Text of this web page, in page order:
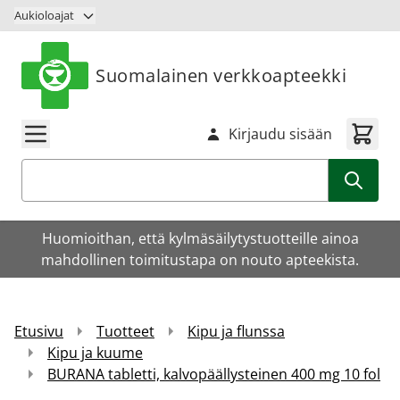
Siirry sisältöön
Aukioloajat
Suomalainen verkkoapteekki
Kirjaudu sisään
Huomioithan, että kylmäsäilytystuotteille ainoa
mahdollinen toimitustapa on nouto apteekista.
Etusivu Tuotteet
Kipu ja flunssa
Kipu ja kuume
BURANA tabletti, kalvopäällysteinen 400 mg 10 fol